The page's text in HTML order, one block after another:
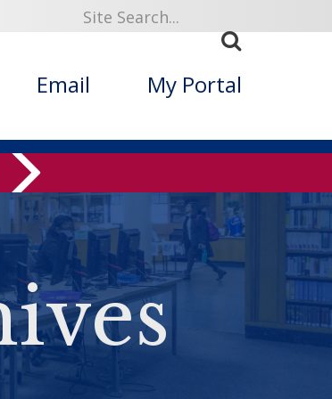
Email My Portal